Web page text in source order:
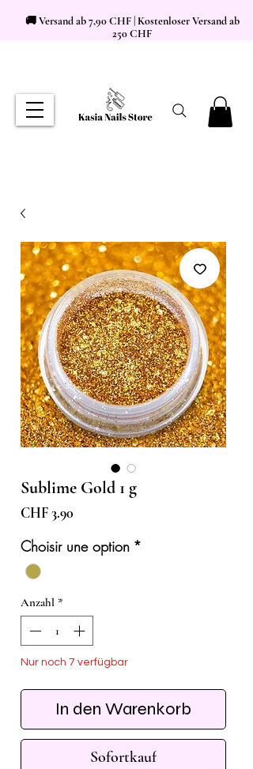
🚚 Versand ab 7,90 CHF | Kostenloser Versand ab
250 CHF
Sublime Gold 1 g
CHF 3.90
Choisir une option *
Anzahl *
Nur noch 7 verfügbar
In den Warenkorb
Sofortkauf